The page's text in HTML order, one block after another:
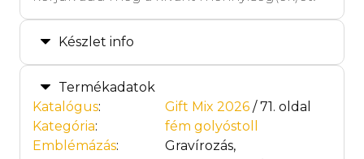
Készlet info
Termékadatok
Katalógus: Gift Mix 2026 / 71. oldal
Kategória:
fém golyóstoll
Emblémázás:
Gravírozás,